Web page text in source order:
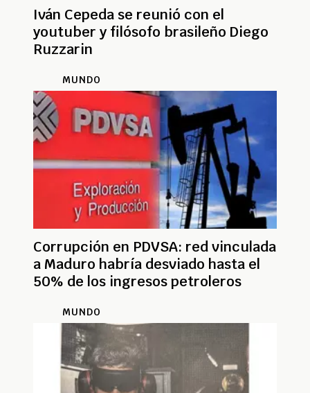
Iván Cepeda se reunió con el
youtuber y filósofo brasileño Diego
Ruzzarin
MUNDO
Corrupción en PDVSA: red vinculada
a Maduro habría desviado hasta el
50% de los ingresos petroleros
MUNDO